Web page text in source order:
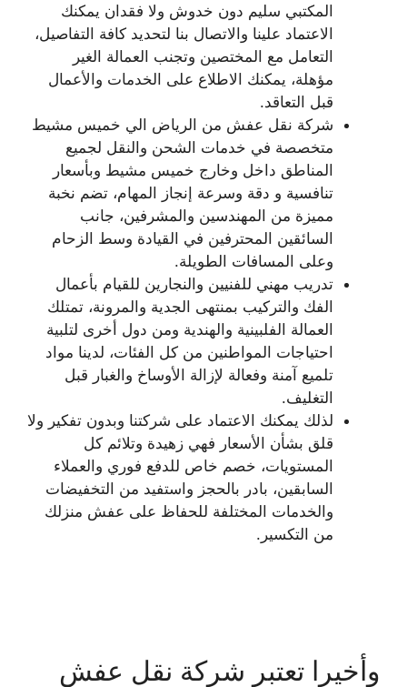
المكتبي سليم دون خدوش ولا فقدان يمكنك
الاعتماد علينا والاتصال بنا لتحديد كافة التفاصيل،
التعامل مع المختصين وتجنب العمالة الغير
مؤهلة، يمكنك الاطلاع على الخدمات والأعمال
قبل التعاقد.
شركة نقل عفش من الرياض الي خميس مشيط
متخصصة في خدمات الشحن والنقل لجميع
المناطق داخل وخارج خميس مشيط وبأسعار
تنافسية و دقة وسرعة إنجاز المهام، تضم نخبة
مميزة من المهندسين والمشرفين، جانب
السائقين المحترفين في القيادة وسط الزحام
وعلى المسافات الطويلة.
تدريب مهني للفنيين والنجارين للقيام بأعمال
الفك والتركيب بمنتهى الجدية والمرونة، تمتلك
العمالة الفلبينية والهندية ومن دول أخرى لتلبية
احتياجات المواطنين من كل الفئات، لدينا مواد
تلميع آمنة وفعالة لإزالة الأوساخ والغبار قبل
التغليف.
لذلك يمكنك الاعتماد على شركتنا وبدون تفكير ولا
قلق بشأن الأسعار فهي زهيدة وتلائم كل
المستويات، خصم خاص للدفع فوري والعملاء
السابقين، بادر بالحجز واستفيد من التخفيضات
والخدمات المختلفة للحفاظ على عفش منزلك
من التكسير.
وأخيرا تعتبر شركة نقل عفش